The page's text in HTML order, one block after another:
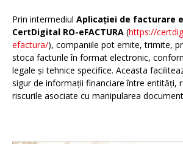
Prin intermediul Aplicației de facturare
CertDigital RO-eFACTURA (https://
efactura/), companiile pot emite, trimite,
stoca facturile în format electronic,
legale și tehnice specifice. Aceasta
sigur de informații financiare între entități,
riscurile asociate cu manipularea